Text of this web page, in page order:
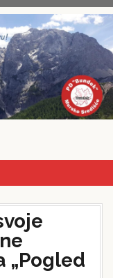
„Pogled